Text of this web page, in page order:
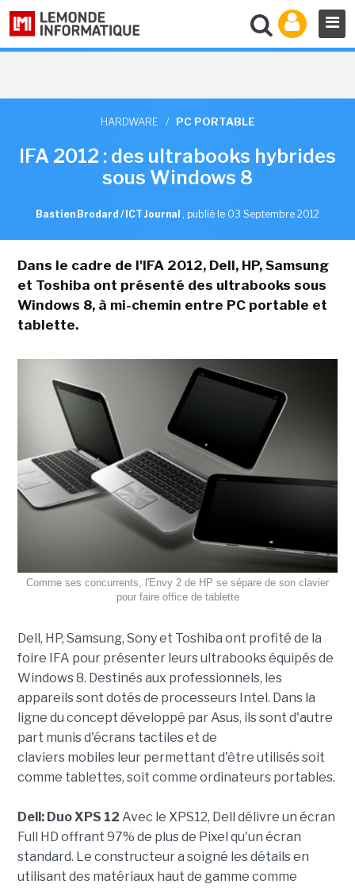
HARDWARE / PC PORTABLE
IFA 2012 : des ultrabooks hybrides
sous Windows 8
Bastien Brodard / ICT Journal , publié le 03 Septembre 2012
Dans le cadre de l'IFA 2012, Dell, HP, Samsung
et Toshiba ont présenté des ultrabooks sous
Windows 8, à mi-chemin entre PC portable et
tablette.
Comme ses concurrents, l'Envy 2 de HP se sépare de son clavier
pour faire office de tablette
Dell, HP, Samsung, Sony et Toshiba ont profité de la
foire IFA pour présenter leurs ultrabooks équipés de
Windows 8. Destinés aux professionnels, les
appareils sont dotés de processeurs Intel. Dans la
ligne du concept développé par Asus, ils sont d'autre
part munis d'écrans tactiles et de
claviers mobiles leur permettant d'être utilisés soit
comme tablettes, soit comme ordinateurs portables.
Dell: Duo XPS 12 Avec le XPS12, Dell délivre un écran
Full HD offrant 97% de plus de Pixel qu'un écran
standard. Le constructeur a soigné les détails en
utilisant des matériaux haut de gamme comme